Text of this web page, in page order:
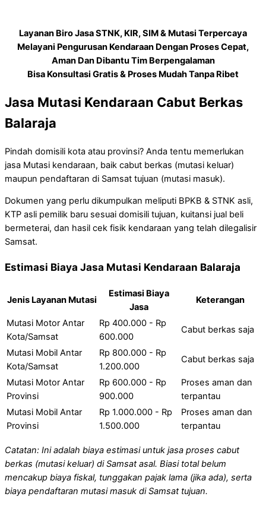
Layanan Biro Jasa STNK, KIR, SIM & Mutasi Terpercaya
Melayani Pengurusan Kendaraan Dengan Proses Cepat,
Aman Dan Dibantu Tim Berpengalaman
Bisa Konsultasi Gratis & Proses Mudah Tanpa Ribet
Jasa Mutasi Kendaraan Cabut Berkas
Balaraja
Pindah domisili kota atau provinsi? Anda tentu memerlukan
jasa Mutasi kendaraan, baik cabut berkas (mutasi keluar)
maupun pendaftaran di Samsat tujuan (mutasi masuk).
Dokumen yang perlu dikumpulkan meliputi BPKB & STNK asli,
KTP asli pemilik baru sesuai domisili tujuan, kuitansi jual beli
bermeterai, dan hasil cek fisik kendaraan yang telah dilegalisir
Samsat.
Estimasi Biaya Jasa Mutasi Kendaraan Balaraja
Jenis Layanan Mutasi
Estimasi Biaya
Jasa
Keterangan
Mutasi Motor Antar
Kota/Samsat
Rp 400.000 - Rp
600.000
Cabut berkas saja
Mutasi Mobil Antar
Kota/Samsat
Rp 800.000 - Rp
1.200.000
Cabut berkas saja
Mutasi Motor Antar
Provinsi
Rp 600.000 - Rp
900.000
Proses aman dan
terpantau
Mutasi Mobil Antar
Provinsi
Rp 1.000.000 - Rp
1.500.000
Proses aman dan
terpantau
Catatan: Ini adalah biaya estimasi untuk jasa proses cabut
berkas (mutasi keluar) di Samsat asal. Biasi total belum
mencakup biaya fiskal, tunggakan pajak lama (jika ada), serta
biaya pendaftaran mutasi masuk di Samsat tujuan.